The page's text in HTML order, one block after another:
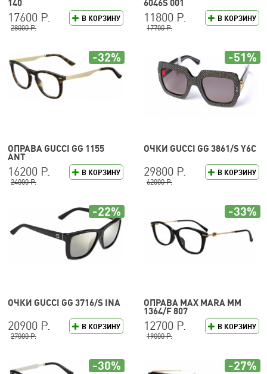
140
В КОРЗИНУ
17600 Р.
28000 Р.
6046S 001
В КОРЗИНУ
11800 Р.
17700 Р.
ОПРАВА GUCCI GG 1155
ANT
В КОРЗИНУ
16200 Р.
24000 Р.
-32%
ОЧКИ GUCCI GG 3861/S Y6C
В КОРЗИНУ
29800 Р.
62000 Р.
-51%
ОЧКИ GUCCI GG 3716/S INA
В КОРЗИНУ
20900 Р.
27000 Р.
-22%
ОПРАВА MAX MARA MM
1364/F 807
В КОРЗИНУ
12700 Р.
19000 Р.
-33%
-30% -27%